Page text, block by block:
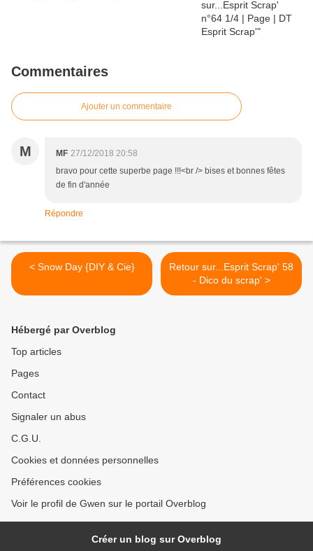
Commentaires
Ajouter un commentaire
M MF 27/12/2018 20:58
bravo pour cette superbe page !!!<br /> bises et bonnes fêtes
de fin d'année
Répondre
< Snow Day {DIY & Cie}
Retour sur...Esprit Scrap' 58
- Dico du scrap' >
Hébergé par Overblog
Top articles
Pages
Contact
Signaler un abus
C.G.U.
Cookies et données personnelles
Préférences cookies
Voir le profil de Gwen sur le portail Overblog
Créer un blog sur Overblog